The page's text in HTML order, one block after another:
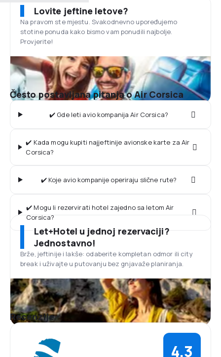
Lovite jeftine letove?
Na pravom ste mjestu. Svakodnevno upoređujemo
stotine ponuda kako bismo vam ponudili najbolje.
Provjerite!
Često postavljana pitanja o Air Corsica
✔️ Gde leti avio kompanija Air Corsica?
✔️ Kada mogu kupiti najjeftinije avionske karte za Air
Corsica?
✔️ Koje avio kompanije operiraju slične rute?
✔️ Mogu li rezervirati hotel zajedno sa letom Air
Corsica?
Let+Hotel u jednoj rezervaciji?
Jednostavno!
Brže, jeftinije i lakše: odaberite kompletan odmor ili city
break i uživajte u putovanju bez gnjavaže planiranja.
Recenzije
4,3